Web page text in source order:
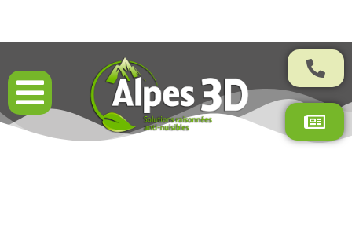
4,8/5 sur plus de 400 avis
certifiés

